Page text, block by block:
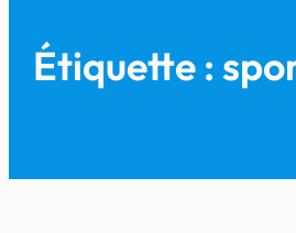
Étiquette :